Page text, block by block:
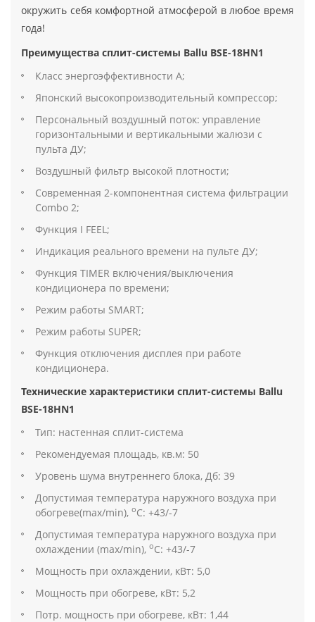
окружить себя комфортной атмосферой в любое время
года!
Преимущества сплит-системы Ballu BSE-18HN1
Класс энергоэффективности А;
Японский высокопроизводительный компрессор;
Персональный воздушный поток: управление
горизонтальными и вертикальными жалюзи с
пульта ДУ;
Воздушный фильтр высокой плотности;
Современная 2-компонентная система фильтрации
Combo 2;
Функция I FEEL;
Индикация реального времени на пульте ДУ;
Функция TIMER включения/выключения
кондиционера по времени;
Режим работы SMART;
Режим работы SUPER;
Функция отключения дисплея при работе
кондиционера.
Технические характеристики сплит-системы Ballu
BSE-18HN1
Тип: настенная сплит-система
Рекомендуемая площадь, кв.м: 50
Уровень шума внутреннего блока, Дб: 39
Допустимая температура наружного воздуха при
обогреве(max/min), оС: +43/-7
Допустимая температура наружного воздуха при
охлаждении (max/min), оС: +43/-7
Мощность при охлаждении, кВт: 5,0
Мощность при обогреве, кВт: 5,2
Потр. мощность при обогреве, кВт: 1,44